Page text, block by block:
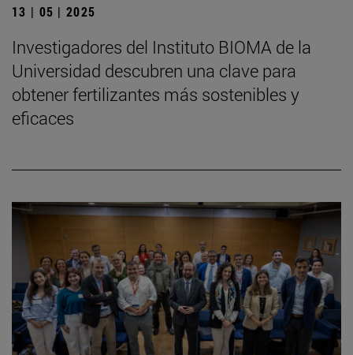
13 | 05 | 2025
Investigadores del Instituto BIOMA de la
Universidad descubren una clave para
obtener fertilizantes más sostenibles y
eficaces